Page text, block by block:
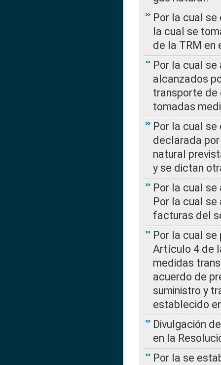
Por la cual se
la cual se
de la TRM en
Por la cual
alcanzados
transporte de
tomadas
Por la cual
declarada
natural
y se dictan
Por la cual se
Por la cual
facturas del
Por la cual
Artículo 4 de
medidas
acuerdo de
suministro y
establecido
Divulgación
en la
Por la se